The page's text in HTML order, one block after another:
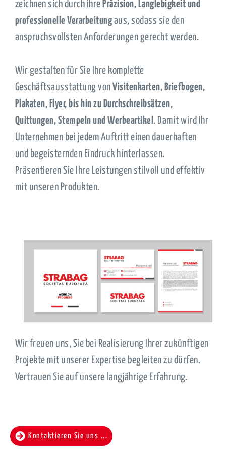
zeichnen sich durch ihre Präzision, Langlebigkeit und
professionelle Verarbeitungaus, sodass sie den
anspruchsvollsten Anforderungen gerecht werden.
Wir gestalten für Sie Ihre komplette
Geschäftsausstattung vonVisitenkarten, Briefbogen,
Plakaten, Flyer, bis hin zu Durchschreibsätzen,
Quittungen, Stempeln und Werbeartikel . Damit wird Ihr
Unternehmen bei jedem Auftritt einen dauerhaften
und begeisternden Eindruck hinterlassen.
Präsentieren Sie Ihre Leistungen stilvoll und effektiv
mit unseren Produkten.
Wir freuen uns, Sie bei Realisierung Ihrer zukünftigen
Projekte mit unserer Expertise begleiten zu dürfen.
Vertrauen Sie auf unsere langjährige Erfahrung.
Kontaktieren Sie uns ...